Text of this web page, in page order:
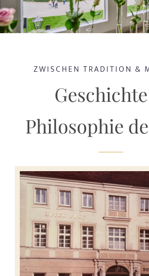
KULINARIK
TAGUNGEN & FEIERN
ALTÖTTING & UMGEBUNG
WISSENSWERTES
ANGEBOTE
ZWISCHEN TRADITION &
Philosophie